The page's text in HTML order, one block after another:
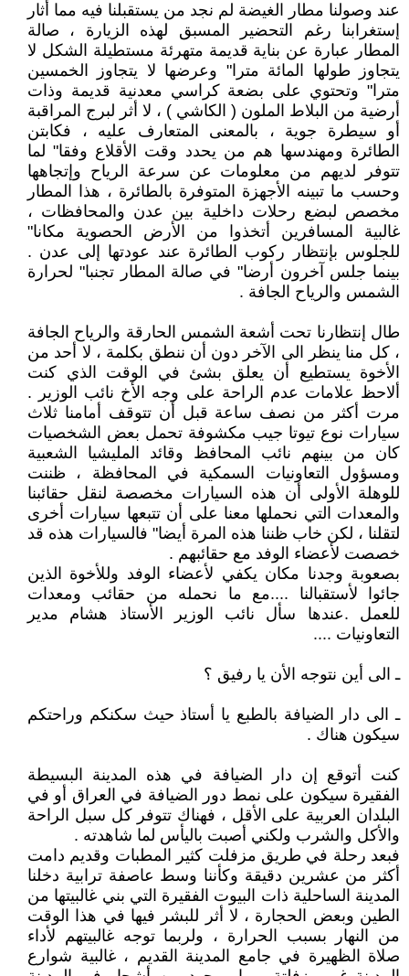
عند وصولنا مطار الغيضة لم نجد من يستقبلنا فيه مما أثار
إستغرابنا رغم التحضير المسبق لهذه الزيارة ، صالة
المطار عبارة عن بناية قديمة متهرئة مستطيلة الشكل لا
يتجاوز طولها المائة مترا" وعرضها لا يتجاوز الخمسين
مترا" وتحتوي على بضعة كراسي معدنية قديمة وذات
أرضية من البلاط الملون ( الكاشي ) ، لا أثر لبرج المراقبة
أو سيطرة جوية ، بالمعنى المتعارف عليه ، فكابتن
الطائرة ومهندسها هم من يحدد وقت الأقلاع وفقا" لما
تتوفر لديهم من معلومات عن سرعة الرياح وإتجاهها
وحسب ما تبينه الأجهزة المتوفرة بالطائرة ، هذا المطار
مخصص لبضع رحلات داخلية بين عدن والمحافظات ،
غالبية المسافرين أتخذوا من الأرض الحصوية مكانا"
للجلوس بإنتظار ركوب الطائرة عند عودتها إلى عدن .
بينما جلس آخرون أرضا" في صالة المطار تجنبا" لحرارة
الشمس والرياح الجافة .
طال إنتظارنا تحت أشعة الشمس الحارقة والرياح الجافة
، كل منا ينظر الى الآخر دون أن ننطق بكلمة ، لا أحد من
الأخوة يستطيع أن يعلق بشئ في الوقت الذي كنت
ألاحظ علامات عدم الراحة على وجه الأخ نائب الوزير .
مرت أكثر من نصف ساعة قبل أن تتوقف أمامنا ثلاث
سيارات نوع تيوتا جيب مكشوفة تحمل بعض الشخصيات
كان من بينهم نائب المحافظ وقائد المليشيا الشعبية
ومسؤول التعاونيات السمكية في المحافظة ، ظننت
للوهلة الأولى أن هذه السيارات مخصصة لنقل حقائبنا
والمعدات التي نحملها معنا على أن تتبعها سيارات أخرى
لتقلنا ، لكن خاب ظننا هذه المرة أيضا" فالسيارات هذه قد
خصصت لأعضاء الوفد مع حقائبهم .
بصعوبة وجدنا مكان يكفي لأعضاء الوفد وللأخوة الذين
جائوا لأستقبالنا ....مع ما نحمله من حقائب ومعدات
للعمل .عندها سأل نائب الوزير الأستاذ هشام مدير
التعاونيات ....
ـ الى أين نتوجه الأن يا رفيق ؟
ـ الى دار الضيافة بالطبع يا أستاذ حيث سكنكم وراحتكم
سيكون هناك .
كنت أتوقع إن دار الضيافة في هذه المدينة البسيطة
الفقيرة سيكون على نمط دور الضيافة في العراق أو في
البلدان العربية على الأقل ، فهناك تتوفر كل سبل الراحة
والأكل والشرب ولكني أصبت باليأس لما شاهدته .
فبعد رحلة في طريق مزفلت كثير المطبات وقديم دامت
أكثر من عشرين دقيقة وكأننا وسط عاصفة ترابية دخلنا
المدينة الساحلية ذات البيوت الفقيرة التي بني غالبيتها من
الطين وبعض الحجارة ، لا أثر للبشر فيها في هذا الوقت
من النهار بسبب الحرارة ، ولربما توجه غالبيتهم لأداء
صلاة الظهيرة في جامع المدينة القديم ، غالبية شوارع